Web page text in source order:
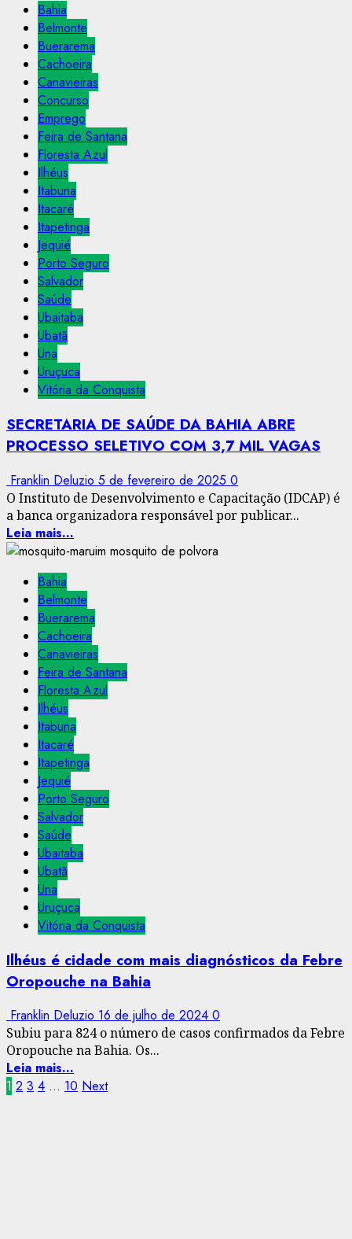
Bahia
Belmonte
Buerarema
Cachoeira
Canavieiras
Concurso
Emprego
Feira de Santana
Floresta Azul
Ilhéus
Itabuna
Itacaré
Itapetinga
Jequié
Porto Seguro
Salvador
Saúde
Ubaitaba
Ubatã
Una
Uruçuca
Vitória da Conquista
SECRETARIA DE SAÚDE DA BAHIA ABRE
PROCESSO SELETIVO COM 3,7 MIL VAGAS
Franklin Deluzio 5 de fevereiro de 2025 0
O Instituto de Desenvolvimento e Capacitação (IDCAP) é
a banca organizadora responsável por publicar...
Leia mais...
Bahia
Belmonte
Buerarema
Cachoeira
Canavieiras
Feira de Santana
Floresta Azul
Ilhéus
Itabuna
Itacaré
Itapetinga
Jequié
Porto Seguro
Salvador
Saúde
Ubaitaba
Ubatã
Una
Uruçuca
Vitória da Conquista
Ilhéus é cidade com mais diagnósticos da Febre
Oropouche na Bahia
Franklin Deluzio 16 de julho de 2024 0
Subiu para 824 o número de casos confirmados da Febre
Oropouche na Bahia. Os...
Leia mais...
Paginação
1 2 3 4 … 10 Next